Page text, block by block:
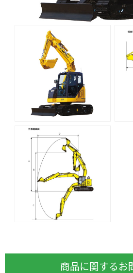
商品に関するお